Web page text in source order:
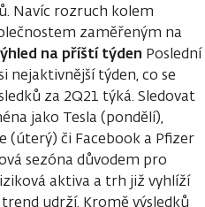
Navíc rozruch kolem
zaměřeným na
na příští týden Poslední
nejaktivnější týden, co se
za 2Q21 týká. Sledovat
jako Tesla (pondělí),
(úterý) či Facebook a Pfizer
sezóna důvodem pro
aktiva a trh již vyhlíží
udrží. Kromě výsledků